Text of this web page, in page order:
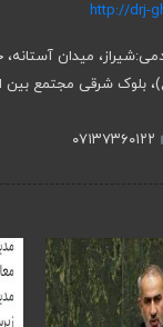
http://drj-
شیراز، میدان
بلوک شرقی مجتمع بین